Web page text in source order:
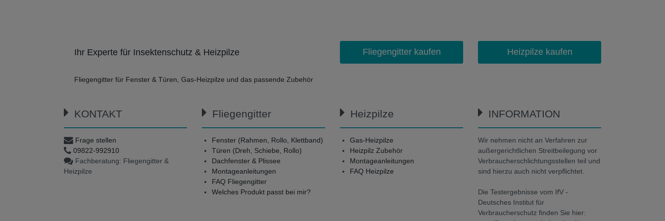
Ihr Experte für Insektenschutz & Heizpilze
Fliegengitter für Fenster & Türen, Gas-Heizpilze und das passende Zubehör
Fliegengitter kaufen Heizpilze kaufen
KONTAKT
Frage stellen
09822-992910
Fachberatung: Fliegengitter &
Heizpilze
Fliegengitter
Fenster (Rahmen, Rollo, Klettband)
Türen (Dreh, Schiebe, Rollo)
Dachfenster & Plissee
Montageanleitungen
FAQ Fliegengitter
Welches Produkt passt bei mir?
Heizpilze
Gas-Heizpilze
Heizpilz Zubehör
Montageanleitungen
FAQ Heizpilze
INFORMATION
Wir nehmen nicht an Verfahren zur
außergerichtlichen Streitbeilegung vor
Verbraucherschlichtungsstellen teil und
sind hierzu auch nicht verpflichtet.
Die Testergebnisse vom IfV -
Deutsches Institut für
Verbraucherschutz finden Sie hier: